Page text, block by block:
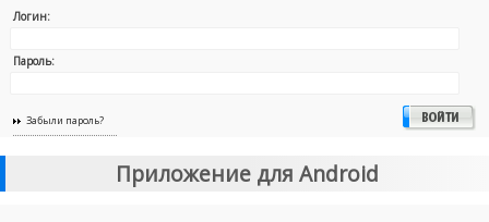
Логин:
Пароль:
Забыли пароль?
Приложение для Android